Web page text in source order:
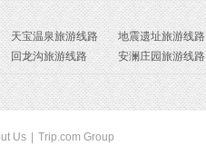
天宝温泉旅游线路
地震遗址旅游线路
回龙沟旅游线路 安澜庄园旅游线路
Us Trip.com Group